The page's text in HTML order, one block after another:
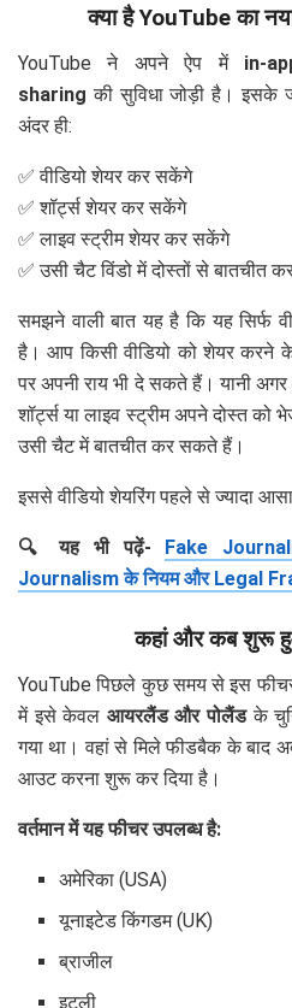
क्या है YouTube का
YouTube ने अपने ऐप में in-
sharing की सुविधा जोड़ी है। इसके
अंदर ही:
✅ वीडियो शेयर कर सकेंगे
✅ शॉर्ट्स शेयर कर सकेंगे
✅ लाइव स्ट्रीम शेयर कर सकेंगे
✅ उसी चैट विंडो में दोस्तों से बातचीत
समझने वाली बात यह है कि यह सिर्फ
है। आप किसी वीडियो को शेयर करने
पर अपनी राय भी दे सकते हैं। यानी
शॉर्ट्स या लाइव स्ट्रीम अपने दोस्त को
उसी चैट में बातचीत कर सकते हैं।
इससे वीडियो शेयरिंग पहले से ज्यादा
🔍 यह भी पढ़ें- Fake
Journalism के नियम और Legal
कहां और कब शुरू
YouTube पिछले कुछ समय से इस
में इसे केवल आयरलैंड और पोलैंडके
गया था। वहां से मिले फीडबैक के बाद
आउट करना शुरू कर दिया है।
वर्तमान में यह फीचर उपलब्ध है:
अमेरिका (USA)
यूनाइटेड किंगडम (UK)
ब्राजील
इटली